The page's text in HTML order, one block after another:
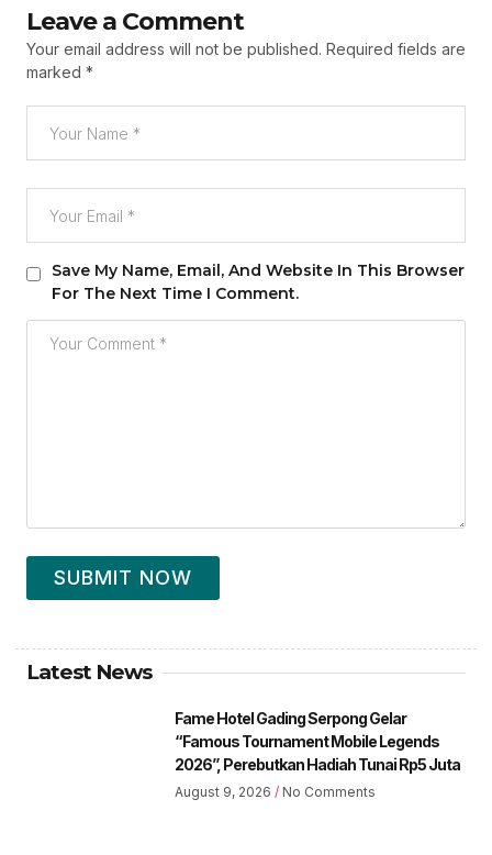
Leave a Comment
Your email address will not be published. Required fields are
marked *
Save My Name, Email, And Website In This Browser
For The Next Time I Comment.
SUBMIT NOW
Latest News
Fame Hotel Gading Serpong Gelar
“Famous Tournament Mobile Legends
2026”, Perebutkan Hadiah Tunai Rp5 Juta
August 9, 2026 No Comments